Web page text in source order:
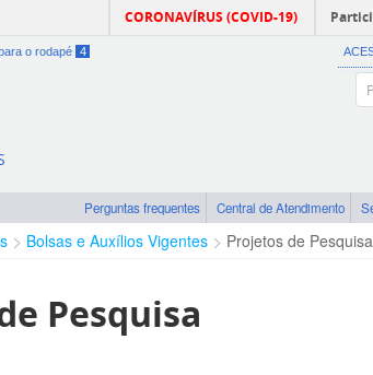
CORONAVÍRUS (COVID-19)
o rodapé 4
Perguntas frequentes Central de Atendimento
Bolsas e Auxílios Vigentes Projetos de Pesquisa
Pesquisa